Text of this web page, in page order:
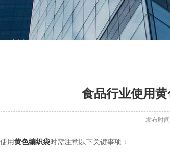
食品行业使用
发布时
用黄色编织袋时需注意以下关键事项：